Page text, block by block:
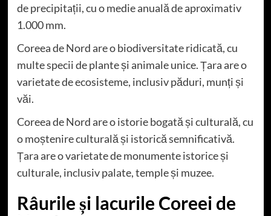
de precipitații, cu o medie anuală de aproximativ
1.000 mm.
Coreea de Nord are o biodiversitate ridicată, cu
multe specii de plante și animale unice. Țara are o
varietate de ecosisteme, inclusiv păduri, munți și
văi.
Coreea de Nord are o istorie bogată și culturală, cu
o moștenire culturală și istorică semnificativă.
Țara are o varietate de monumente istorice și
culturale, inclusiv palate, temple și muzee.
Râurile și lacurile Coreei de